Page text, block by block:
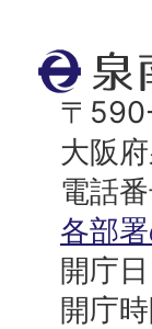
泉
南
市
役
所
〒
大阪
電話
各部
開庁
開庁